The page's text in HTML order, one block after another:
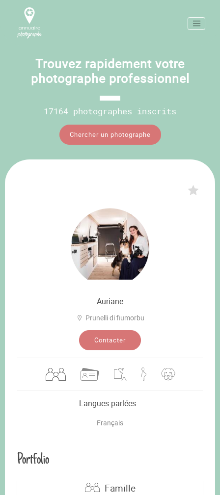
Trouvez rapidement votre
photographe professionnel
17164 photographes inscrits
Chercher un photographe
Auriane
Prunelli di fiumorbu
Contacter
Langues parlées
Français
Portfolio
Famille